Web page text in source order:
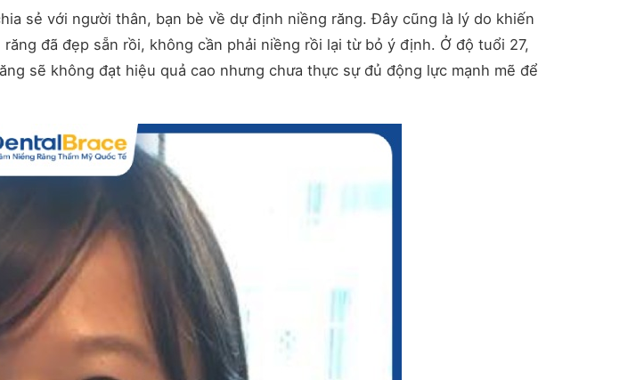
sẻ với người thân, bạn bè về dự định niềng răng. Đây cũng là lý do khiến
đã đẹp sẵn rồi, không cần phải niềng rồi lại từ bỏ ý định. Ở độ tuổi 27,
sẽ không đạt hiệu quả cao nhưng chưa thực sự đủ động lực mạnh mẽ để